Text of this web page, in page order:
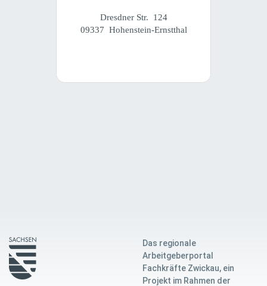
Dresdner Str. 124
09337 Hohenstein-Ernstthal
Das regionale
Arbeitgeberportal
Fachkräfte Zwickau, ein
Projekt im Rahmen der